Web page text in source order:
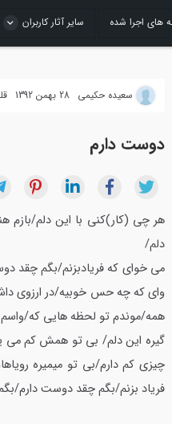
های اجرا شده سایر آثار کاربران
سعیده حکیمی 28 بهمن 1392
دوست دارم
هر چی (کار)کنی با این دلم/بازم
دلم/
می خوای که فریادبزنم/بگم چقد
وای که چه حس خوبیه/در ارزوی
همه/موندم تو لحظه هایی که/
گیره این دلم/ بی تو همش کم می
چیزی کم دارم/بی تو میمیره
فریاد بزنم/بگم چقد دوست دارم/